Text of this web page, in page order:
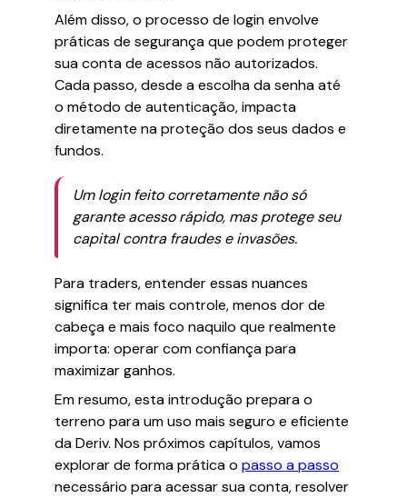
Além disso, o processo de login envolve
práticas de segurança que podem proteger
sua conta de acessos não autorizados.
Cada passo, desde a escolha da senha até
o método de autenticação, impacta
diretamente na proteção dos seus dados e
fundos.
Um login feito corretamente não só
garante acesso rápido, mas protege seu
capital contra fraudes e invasões.
Para traders, entender essas nuances
significa ter mais controle, menos dor de
cabeça e mais foco naquilo que realmente
importa: operar com confiança para
maximizar ganhos.
Em resumo, esta introdução prepara o
terreno para um uso mais seguro e eficiente
da Deriv. Nos próximos capítulos, vamos
explorar de forma prática o passo a passo
necessário para acessar sua conta, resolver